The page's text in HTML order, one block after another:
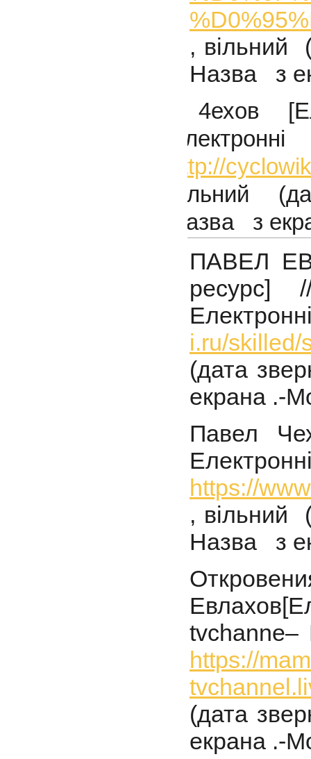
, вільний
Назва з
4ехов
http://
вільний
Назва з
ПАВЕЛ
ресурс] //
i.ru/skilled/
(дата
екрана .-
Павел
https://
, вільний
Назва з
Евлахов
tvchanne–
https://
(дата
екрана .-